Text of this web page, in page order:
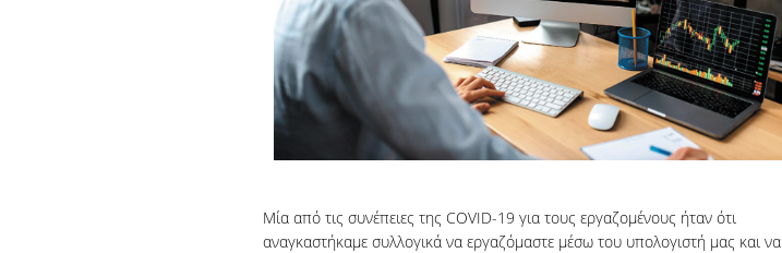
Μία από τις συνέπειες της COVID-19 για τους εργαζομένους ήταν ότι
αναγκαστήκαμε συλλογικά να εργαζόμαστε μέσω του υπολογιστή μας και να